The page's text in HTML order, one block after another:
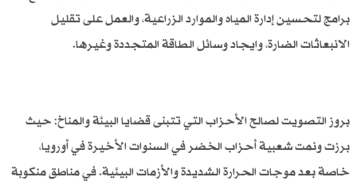
برامج لتحسين إدارة المياه والموارد الزراعية، والعمل على تقليل
الانبعاثات الضارة، وايجاد وسائل الطاقة المتجددة وغيرها.
بروز التصويت لصالح الأحزاب التي تتبنى قضايا البيئة والمناخ: حيث
برزت ونمت شعبية أحزاب الخضر في السنوات الأخيرة في أورويا،
خاصة بعد موجات الحرارة الشديدة والأزمات البيئية. في مناطق منكوبة